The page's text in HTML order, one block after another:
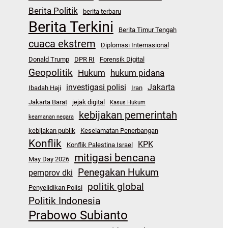
Berita Politik berita terbaru
Berita Terkini Berita Timur Tengah
cuaca ekstrem
Diplomasi Internasional
Donald Trump
DPR RI Forensik Digital
Geopolitik Hukum hukum pidana
Ibadah Haji investigasi polisi Iran Jakarta
Jakarta Barat jejak digital Kasus Hukum
keamanan negara kebijakan pemerintah
kebijakan publik Keselamatan Penerbangan
Konflik Konflik Palestina Israel KPK
May Day 2026 mitigasi bencana
pemprov dki Penegakan Hukum
Penyelidikan Polisi
politik global
Politik Indonesia
Prabowo Subianto